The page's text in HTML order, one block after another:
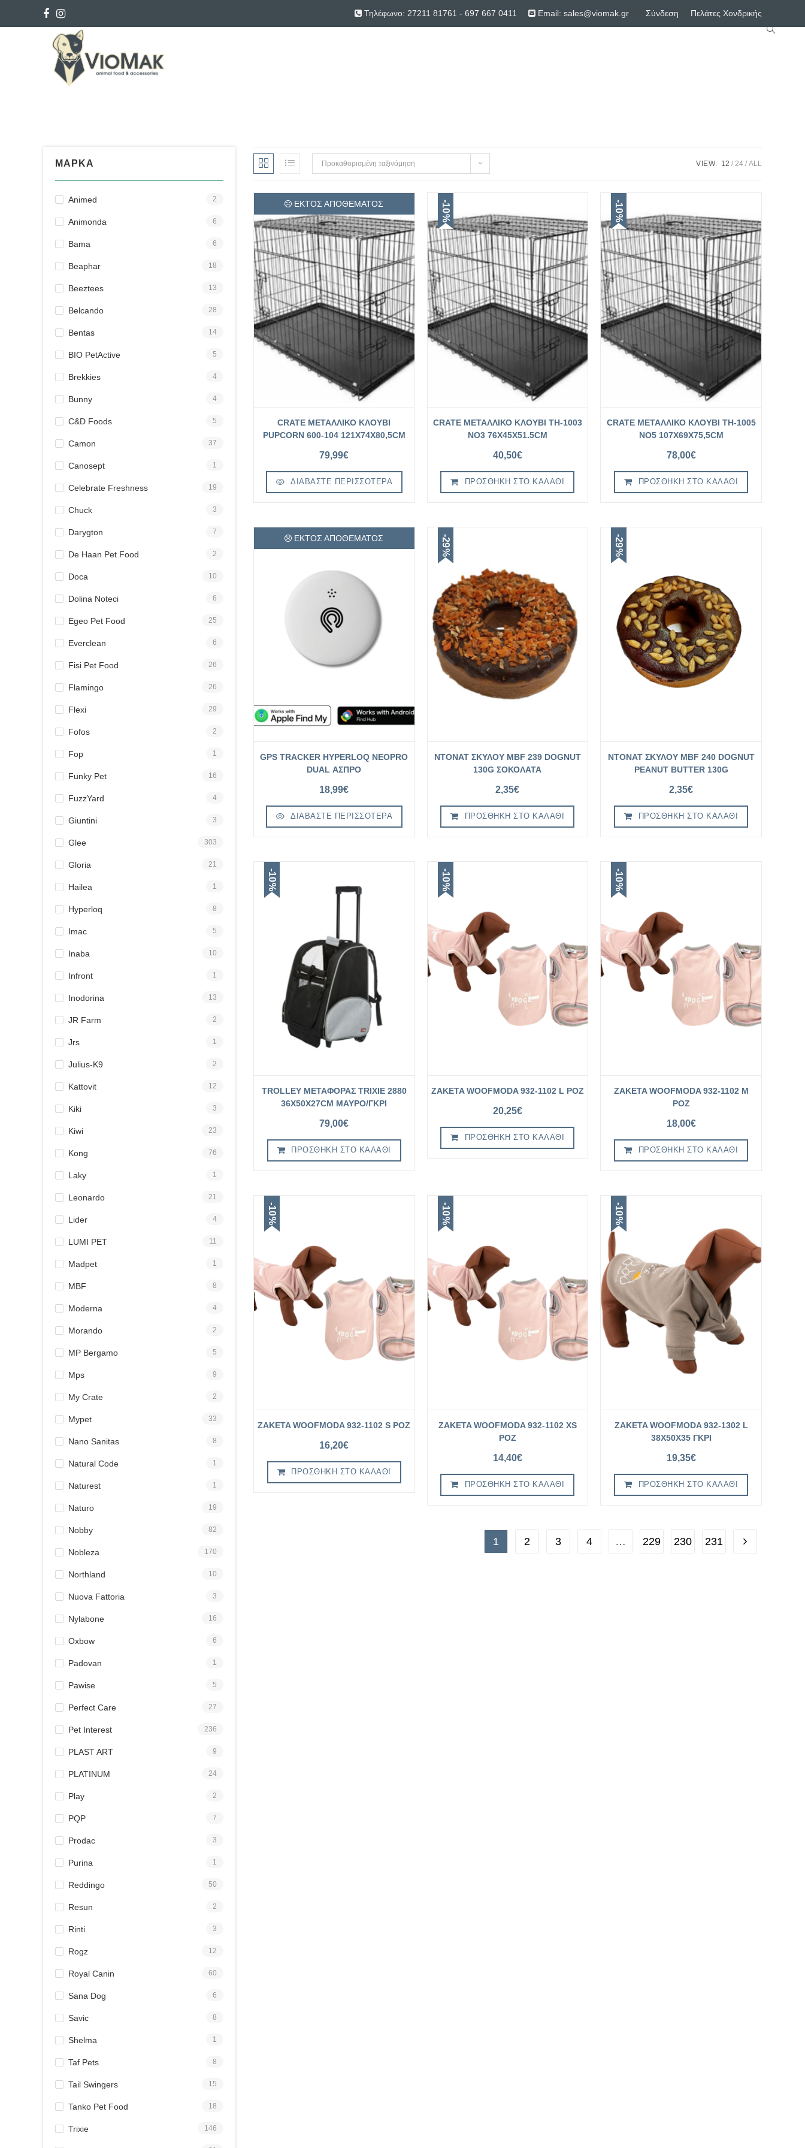
Σύνδεση Πελάτες Χονδρικής
Τηλέφωνο: 27211 81761 - 697 667 0411 Email: sales@viomak.gr
Προκαθορισμένη ταξινόμηση VIEW: 12 24 ALL
ΕΚΤΌΣ ΑΠΟΘΈΜΑΤΟΣ
CRATE ΜΕΤΑΛΛΙΚΟ ΚΛΟΥΒΙ
PUPCORN 600-104 121X74X80,5CM
79,99€
ΔΙΑΒΆΣΤΕ ΠΕΡΙΣΣΌΤΕΡΑ
-10%
CRATE ΜΕΤΑΛΛΙΚΟ ΚΛΟΥΒΙ TH-1003
NO3 76X45X51.5CM
40,50€
ΠΡΟΣΘΉΚΗ ΣΤΟ ΚΑΛΆΘΙ
-10%
CRATE ΜΕΤΑΛΛΙΚΟ ΚΛΟΥΒΙ TH-1005
NO5 107X69X75,5CM
78,00€
ΠΡΟΣΘΉΚΗ ΣΤΟ ΚΑΛΆΘΙ
ΕΚΤΌΣ ΑΠΟΘΈΜΑΤΟΣ
GPS TRACKER HYPERLOQ NEOPRO
DUAL ΑΣΠΡΟ
18,99€
ΔΙΑΒΆΣΤΕ ΠΕΡΙΣΣΌΤΕΡΑ
-29%
NTONAT ΣΚΥΛΟΥ MBF 239 DOGNUT
130G ΣΟΚΟΛΑΤΑ
2,35€
ΠΡΟΣΘΉΚΗ ΣΤΟ ΚΑΛΆΘΙ
-29%
NTONAT ΣΚΥΛΟΥ MBF 240 DOGNUT
PEANUT BUTTER 130G
2,35€
ΠΡΟΣΘΉΚΗ ΣΤΟ ΚΑΛΆΘΙ
-10%
TROLLEY ΜΕΤΑΦΟΡΑΣ TRIXIE 2880
36X50X27CM ΜΑΥΡΟ/ΓΚΡΙ
79,00€
ΠΡΟΣΘΉΚΗ ΣΤΟ ΚΑΛΆΘΙ
-10%
ZAKETA WOOFMODA 932-1102 L ΡΟΖ
20,25€
ΠΡΟΣΘΉΚΗ ΣΤΟ ΚΑΛΆΘΙ
-10%
ZAKETA WOOFMODA 932-1102 M
ΡΟΖ
18,00€
ΠΡΟΣΘΉΚΗ ΣΤΟ ΚΑΛΆΘΙ
-10%
ZAKETA WOOFMODA 932-1102 S ΡΟΖ
16,20€
ΠΡΟΣΘΉΚΗ ΣΤΟ ΚΑΛΆΘΙ
-10%
ZAKETA WOOFMODA 932-1102 XS
ΡΟΖ
14,40€
ΠΡΟΣΘΉΚΗ ΣΤΟ ΚΑΛΆΘΙ
-10%
ZAKETA WOOFMODA 932-1302 L
38X50X35 ΓΚΡΙ
19,35€
ΠΡΟΣΘΉΚΗ ΣΤΟ ΚΑΛΆΘΙ
1 2 3 4 … 229 230 231
ΜΑΡΚΑ
Animed 2
Animonda 6
Bama 6
Beaphar 18
Beeztees 13
Belcando 28
Bentas 14
BIO PetActive 5
Brekkies 4
Bunny 4
C&D Foods 5
Camon 37
Canosept 1
Celebrate Freshness 19
Chuck 3
Darygton 7
De Haan Pet Food 2
Doca 10
Dolina Noteci 6
Egeo Pet Food 25
Everclean 6
Fisi Pet Food 26
Flamingo 26
Flexi 29
Fofos 2
Fop 1
Funky Pet 16
FuzzYard 4
Giuntini 3
Glee 303
Gloria 21
Hailea 1
Hyperloq 8
Imac 5
Inaba 10
Infront 1
Inodorina 13
JR Farm 2
Jrs 1
Julius-K9 2
Kattovit 12
Kiki 3
Kiwi 23
Kong 76
Laky 1
Leonardo 21
Lider 4
LUMI PET 11
Madpet 1
MBF 8
Moderna 4
Morando 2
MP Bergamo 5
Mps 9
My Crate 2
Mypet 33
Nano Sanitas 8
Natural Code 1
Naturest 1
Naturo 19
Nobby 82
Nobleza 170
Northland 10
Nuova Fattoria 3
Nylabone 16
Oxbow 6
Padovan 1
Pawise 5
Perfect Care 27
Pet Interest 236
PLAST ART 9
PLATINUM 24
Play 2
PQP 7
Prodac 3
Purina 1
Reddingo 50
Resun 2
Rinti 3
Rogz 12
Royal Canin 60
Sana Dog 6
Savic 8
Shelma 1
Taf Pets 8
Tail Swingers 15
Tanko Pet Food 18
Trixie 146